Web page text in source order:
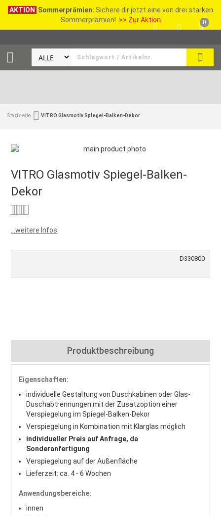
AKTION Sommerprämien: Sichere dir jetzt eine von drei starken
Sommerprämien! >> Zur Aktion 0
Startseite VITRO Glasmotiv Spiegel-Balken-Dekor
VITRO Glasmotiv Spiegel-Balken-
Dekor
...weitere Infos
D330800
Produktbeschreibung
Eigenschaften:
individuelle Gestaltung von Duschkabinen oder Glas-
Duschabtrennungen mit der Zusatzoption einer
Verspiegelung im Spiegel-Balken-Dekor
Verspiegelung in Kombination mit Klarglas möglich
individueller Preis auf Anfrage, da
Sonderanfertigung
Verspiegelung auf der Außenfläche
Lieferzeit: ca. 4 - 6 Wochen
Anwendungsbereiche:
innen